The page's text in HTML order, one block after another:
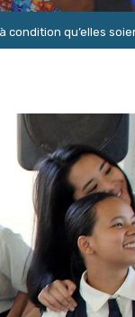
condition qu’elles